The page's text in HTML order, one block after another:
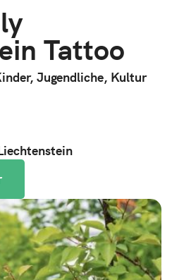
Tattoo
Jugendliche, Kultur